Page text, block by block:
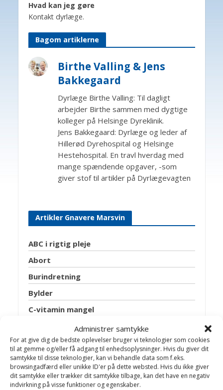
Administrer samtykke
For at give dig de bedste oplevelser bruger vi teknologier som cookies
til at gemme og/eller få adgang til enhedsoplysninger. Hvis du giver dit
samtykke til disse teknologier, kan vi behandle data som f.eks.
browsingadfærd eller unikke ID'er på dette websted. Hvis du ikke giver
dit samtykke eller trækker dit samtykke tilbage, kan det have en negativ
indvirkning på visse funktioner og egenskaber.
Hvad kan jeg gøre
Kontakt dyrlæge.
Bagom artiklerne
Birthe Valling & Jens
Bakkegaard
Dyrlæge Birthe Valling: Til dagligt
arbejder Birthe sammen med dygtige
kolleger på Helsinge Dyreklinik.
Jens Bakkegaard: Dyrlæge og leder af
Hillerød Dyrehospital og Helsinge
Hestehospital. En travl hverdag med
mange spændende opgaver, -som
giver stof til artikler på Dyrlægevagten
Artikler Gnavere Marsvin
ABC i rigtig pleje
Abort
Burindretning
Bylder
C-vitamin mangel
Drægtighedssyge
Endetarmsfremfald
Fodbyld